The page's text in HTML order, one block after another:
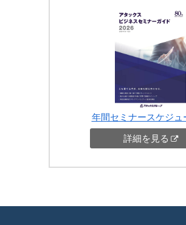
年間セミナースケジュ
詳細を見る